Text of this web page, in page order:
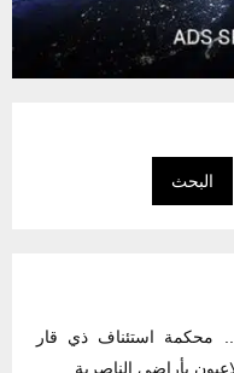
البحث
محكمة استئناف ذي قار
بأراضي الناصرية